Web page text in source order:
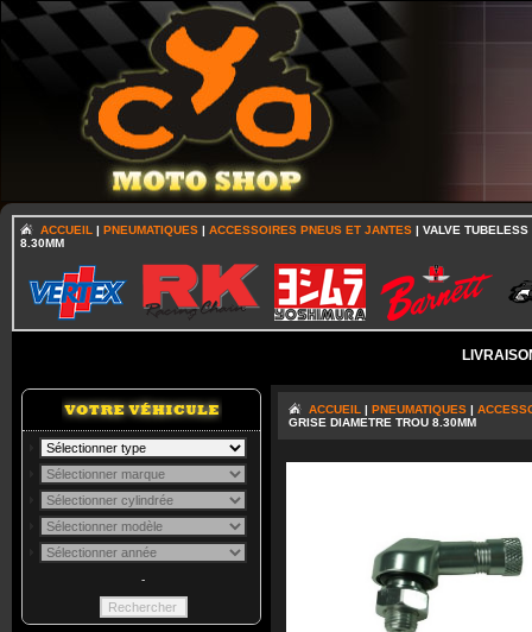
ACCUEIL | PNEUMATIQUES | ACCESSOIRES PNEUS ET JANTES | VALVE TUBELESS
8.30MM
-
ACCUEIL | PNEUMATIQUES |
GRISE DIAMETRE TROU 8.30MM